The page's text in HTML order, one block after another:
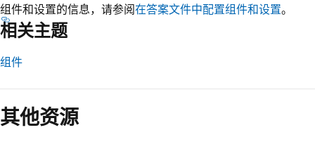
组件和设置的信息，请参阅在答案文件中配置组件和设置。
相关主题
组件
模
其他资源